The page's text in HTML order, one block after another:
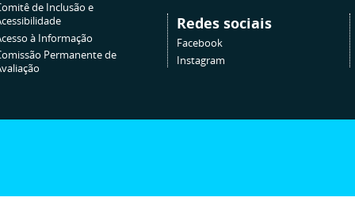
de Inclusão e
à Informação
Permanente de
Redes sociais
Facebook
Instagram